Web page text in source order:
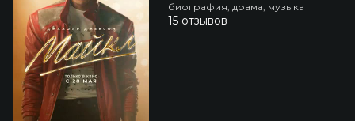
биография, драма, музыка
15 отзывов